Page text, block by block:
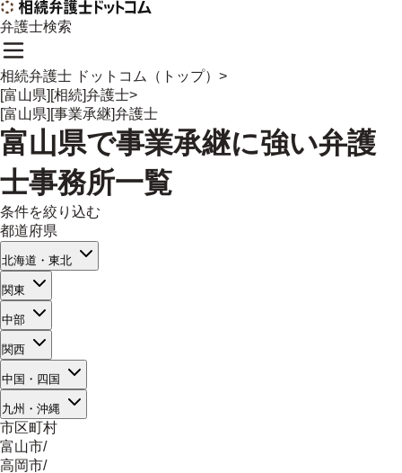
弁護士検索
相続弁護士 ドットコム（トップ） >
[富山県][相続]弁護士>
[富山県][事業承継]弁護士
富山県で事業承継に強い弁護
士事務所一覧
条件を絞り込む
都道府県
北海道・東北
関東
中部
関西
中国・四国
九州・沖縄
市区町村
富山市/
高岡市/